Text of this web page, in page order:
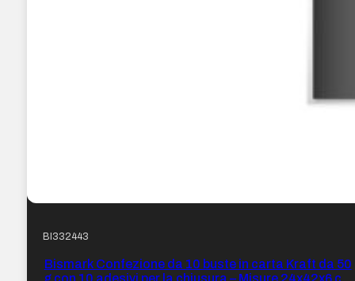
BI332443
Bismark Confezione da 10 buste in carta Kraft da 50
g con 10 adesivi per la chiusura – Misure 24x42x6 cm